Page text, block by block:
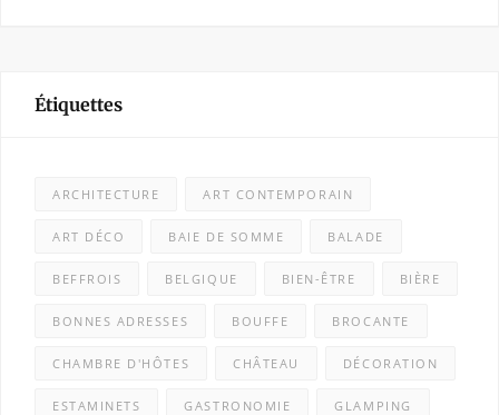
Étiquettes
ARCHITECTURE ART CONTEMPORAIN
ART DÉCO BAIE DE SOMME BALADE
BEFFROIS BELGIQUE BIEN-ÊTRE BIÈRE
BONNES ADRESSES BOUFFE BROCANTE
CHAMBRE D'HÔTES CHÂTEAU DÉCORATION
ESTAMINETS GASTRONOMIE GLAMPING